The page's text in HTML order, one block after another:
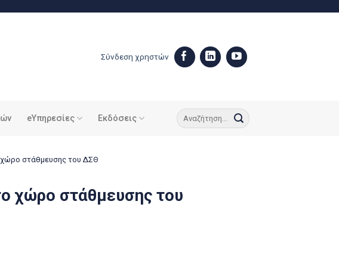
Σύνδεση χρηστών
eΥπηρεσίες Εκδόσεις
στάθμευσης του ΔΣΘ
χώρο στάθμευσης του